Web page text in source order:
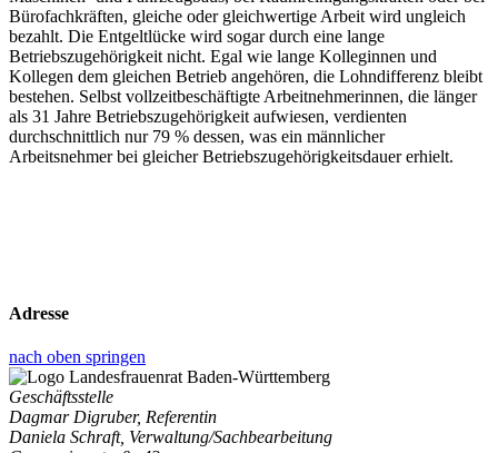
Bürofachkräften, gleiche oder gleichwertige Arbeit wird ungleich
bezahlt. Die Entgeltlücke wird sogar durch eine lange
Betriebszugehörigkeit nicht. Egal wie lange Kolleginnen und
Kollegen dem gleichen Betrieb angehören, die Lohndifferenz bleibt
bestehen. Selbst vollzeitbeschäftigte Arbeitnehmerinnen, die länger
als 31 Jahre Betriebszugehörigkeit aufwiesen, verdienten
durchschnittlich nur 79 % dessen, was ein männlicher
Arbeitsnehmer bei gleicher Betriebszugehörigkeitsdauer erhielt.
Adresse
nach oben springen
Geschäftsstelle
Dagmar Digruber, Referentin
Daniela Schraft, Verwaltung/Sachbearbeitung